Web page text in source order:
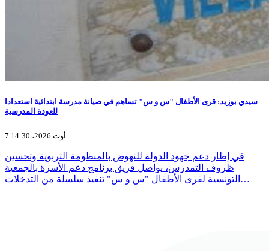
سيدي بوزيد: قرى الأطفال "س و س" تساهم في صيانة مدرسة ابتدائية استعدادا
للعودة المدرسية
7 أوت 2026، 14:30
في إطار دعم جهود الدولة للنهوض بالمنظومة التربوية وتحسين
ظروف التمدرس، يواصل فريق برنامج دعم الأسرة بالجمعية
التونسية لقرى الأطفال "س و س" تنفيذ سلسلة من التدخلات…